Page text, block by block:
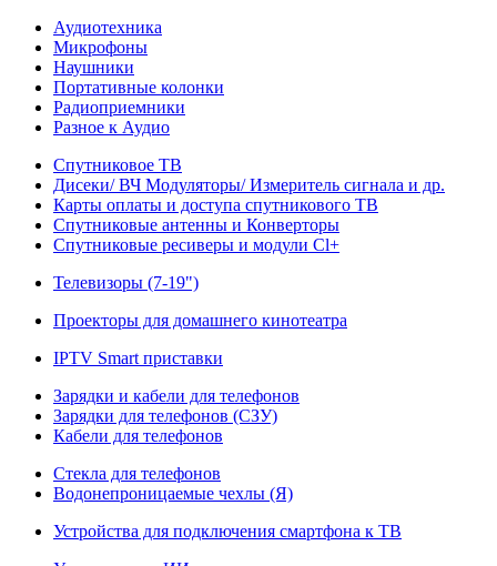
Аудиотехника
Микрофоны
Наушники
Портативные колонки
Радиоприемники
Разное к Аудио
Спутниковое ТВ
Дисеки/ ВЧ Модуляторы/ Измеритель сигнала и др.
Карты оплаты и доступа спутникового ТВ
Спутниковые антенны и Конверторы
Спутниковые ресиверы и модули Cl+
Телевизоры (7-19")
Проекторы для домашнего кинотеатра
IPTV Smart приставки
Зарядки и кабели для телефонов
Зарядки для телефонов (СЗУ)
Кабели для телефонов
Стекла для телефонов
Водонепроницаемые чехлы (Я)
Устройства для подключения смартфона к ТВ